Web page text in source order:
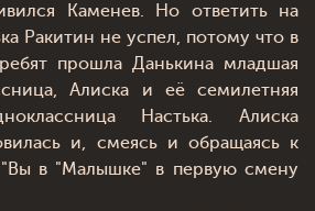
Каменев. Но ответить на
Ракитин не успел, потому что в
прошла Данькина младшая
Алиска и её семилетняя
Настька. Алиска
и, смеясь и обращаясь к
"Вы в "Малышке" в первую смену